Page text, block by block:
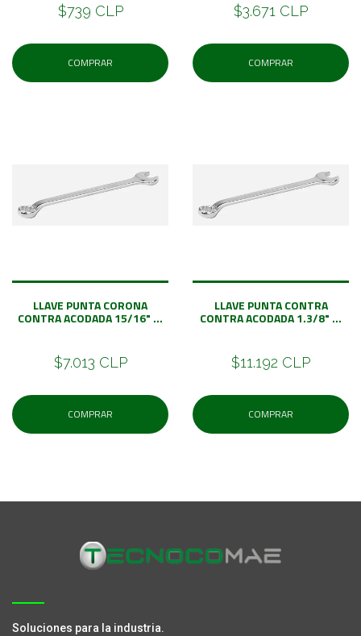
$739 CLP
COMPRAR
$3.671 CLP
COMPRAR
LLAVE PUNTA CORONA
CONTRA ACODADA 15/16" ...
$7.013 CLP
COMPRAR
LLAVE PUNTA CONTRA
CONTRA ACODADA 1.3/8" ...
$11.192 CLP
COMPRAR
Soluciones para la industria.